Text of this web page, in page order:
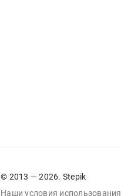
© 2013 — 2026. Stepik
Наши условия использования